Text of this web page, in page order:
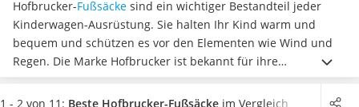
Babyphone
Treppenschutzgitter
Kindersitz ab 4 Jahren
Kinderroller 3 Räder
Ferngesteuertes Auto
Kindersitz 15–36 kg
Hofbrucker-Fußsäcke sind ein wichtiger Bestandteil jeder
Kinderwagen-Ausrüstung. Sie halten Ihr Kind warm und
bequem und schützen es vor den Elementen wie Wind und
Regen. Die Marke Hofbrucker ist bekannt für ihre
hochwertigen Lammfelle, diefür maximalen Komfort und
Schutz sorgen, sowie für ihre innovativen Designs. Laut
1 - 2 von 11: Beste Hofbrucker-Fußsäcke im Vergleich